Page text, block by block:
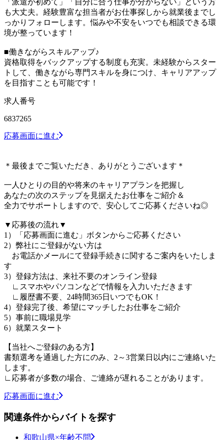
も大丈夫。経験豊富な担当者がお仕事探しから就業後までし
っかりフォローします。悩みや不安をいつでも相談できる環
境が整っています！
■働きながらスキルアップ♪
資格取得をバックアップする制度も充実。未経験からスター
トして、働きながら専門スキルを身につけ、キャリアアップ
を目指すことも可能です！
求人番号
6837265
応募画面に進む
＊最後までご覧いただき、ありがとうございます＊
一人ひとりの目的や将来のキャリアプランを把握し
あなたの次のステップを見据えたお仕事をご紹介＆
全力でサポートしますので、安心してご応募くださいね◎
▼応募後の流れ▼
1）「応募画面に進む」ボタンからご応募ください
2）弊社にご登録がない方は
お電話かメールにて登録手続きに関するご案内をいたしま
す
3）登録方法は、来社不要のオンライン登録
∟スマホやパソコンなどで情報を入力いただきます
∟履歴書不要、24時間365日いつでもOK！
4）登録完了後、希望にマッチしたお仕事をご紹介
5）事前に職場見学
6）就業スタート
【当社へご登録のある方】
書類選考を通過した方にのみ、2～3営業日以内にご連絡いた
します。
∟応募者が多数の場合、ご連絡が遅れることがあります。
応募画面に進む
関連条件からバイトを探す
和歌山県×年齢不問